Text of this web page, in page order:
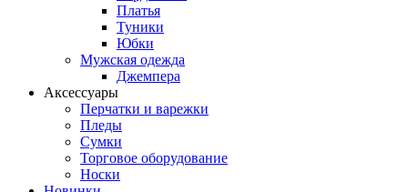
Платья
Туники
Юбки
Мужская одежда
Джемпера
Аксессуары
Перчатки и варежки
Пледы
Сумки
Торговое оборудование
Носки